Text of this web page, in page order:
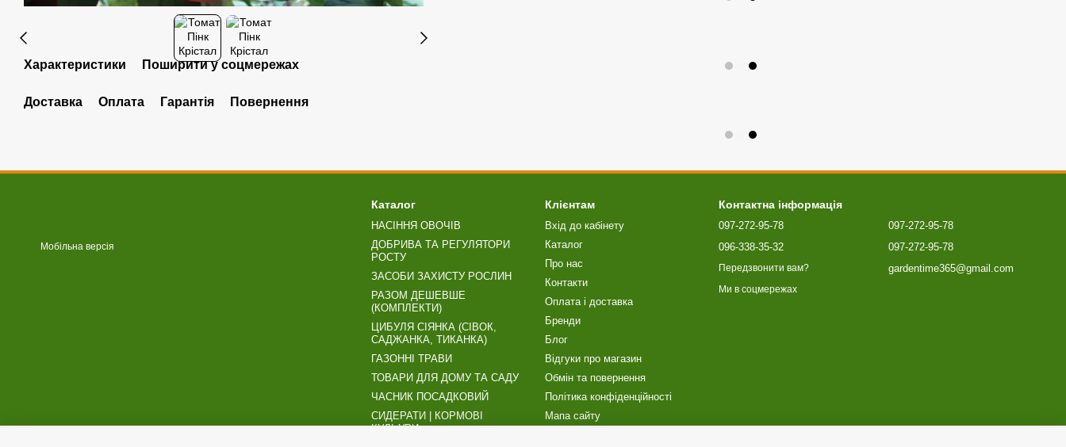
Характеристики Поширити у соцмережах
Доставка Оплата Гарантія Повернення
Мобільна версія
Каталог
НАСІННЯ ОВОЧІВ
ДОБРИВА ТА РЕГУЛЯТОРИ
РОСТУ
ЗАСОБИ ЗАХИСТУ РОСЛИН
РАЗОМ ДЕШЕВШЕ
(КОМПЛЕКТИ)
ЦИБУЛЯ СІЯНКА (СІВОК,
САДЖАНКА, ТИКАНКА)
ГАЗОННІ ТРАВИ
ТОВАРИ ДЛЯ ДОМУ ТА САДУ
ЧАСНИК ПОСАДКОВИЙ
СИДЕРАТИ | КОРМОВІ
КУЛЬУРИ
Клієнтам
Вхід до кабінету
Каталог
Про нас
Контакти
Оплата і доставка
Бренди
Блог
Відгуки про магазин
Обмін та повернення
Політика конфіденційності
Мапа сайту
Контактна інформація
097-272-95-78
096-338-35-32
Передзвонити вам?
097-272-95-78
097-272-95-78
gardentime365@gmail.com
Ми в соцмережах